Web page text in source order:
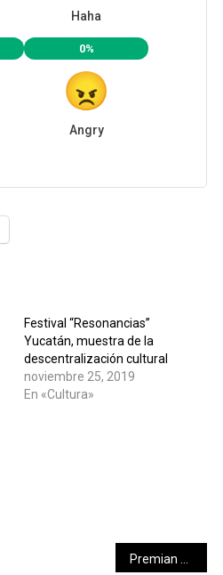
Haha
0%
Angry
Festival “Resonancias”
Yucatán, muestra de la
descentralización cultural
noviembre 25, 2019
En «Cultura»